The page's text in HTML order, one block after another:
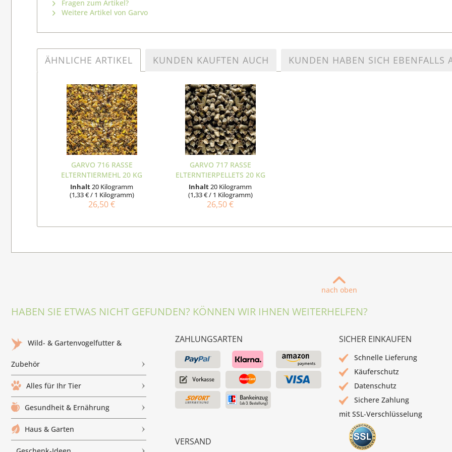
Fragen zum Artikel?
Weitere Artikel von Garvo
ÄHNLICHE ARTIKEL KUNDEN KAUFTEN AUCH KUNDEN HABEN SICH EBENFALLS
GARVO 716 RASSE
ELTERNTIERMEHL 20 KG
Inhalt20 Kilogramm
(1,33 € / 1 Kilogramm)
26,50 €
GARVO 717 RASSE
ELTERNTIERPELLETS 20 KG
Inhalt20 Kilogramm
(1,33 € / 1 Kilogramm)
26,50 €
nach oben
HABEN SIE ETWAS NICHT GEFUNDEN? KÖNNEN WIR IHNEN WEITERHELFEN?
Wild- & Gartenvogelfutter &
Zubehör
Alles für Ihr Tier
Gesundheit & Ernährung
Haus & Garten
ZAHLUNGSARTEN
VERSAND
SICHER EINKAUFEN
Schnelle Lieferung
Käuferschutz
Datenschutz
Sichere Zahlung
mit SSL-Verschlüsselung